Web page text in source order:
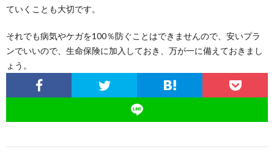
ていくことも大切です。
それでも病気やケガを100％防ぐことはできませんので、安いプラ
ンでいいので、生命保険に加入しておき、万が一に備えておきまし
ょう。